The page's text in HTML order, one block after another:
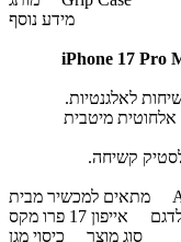
מידע נוסף
לאלגנטיות.
אלחוטית מיטבית
מתאים למכשיר מבית
אייפון 17 פרו מקס
סוג מוצר כיסוי מגן